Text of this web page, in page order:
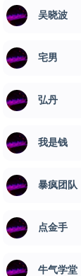
吴晓波
宅男
弘丹
我是钱
暴疯团队
点金手
牛气学堂